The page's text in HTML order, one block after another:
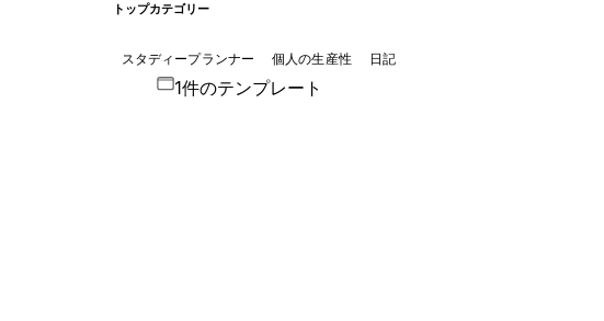
トップカテゴリー
スタディープランナー 個人の生産性 日記
1件のテンプレート